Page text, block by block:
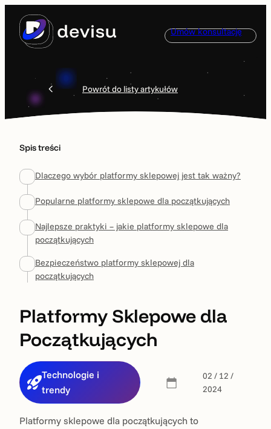
treści
Umów konsultację
Powrót do listy artykułów
Spis treści
Dlaczego wybór platformy sklepowej jest tak ważny?
Popularne platformy sklepowe dla początkujących
Najlepsze praktyki – jakie platformy sklepowe dla
początkujących
Bezpieczeństwo platformy sklepowej dla
początkujących
Platformy Sklepowe dla
Początkujących
Technologie i
trendy
02 / 12 /
2024
Platformy sklepowe dla początkujących to